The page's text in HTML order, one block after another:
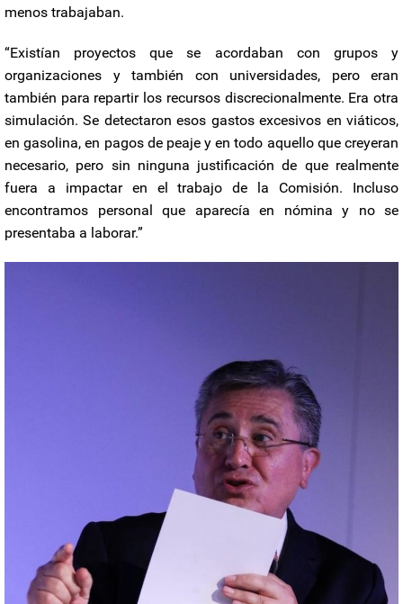
menos trabajaban.
“Existían proyectos que se acordaban con grupos y
organizaciones y también con universidades, pero eran
también para repartir los recursos discrecionalmente. Era otra
simulación. Se detectaron esos gastos excesivos en viáticos,
en gasolina, en pagos de peaje y en todo aquello que creyeran
necesario, pero sin ninguna justificación de que realmente
fuera a impactar en el trabajo de la Comisión. Incluso
encontramos personal que aparecía en nómina y no se
presentaba a laborar.”